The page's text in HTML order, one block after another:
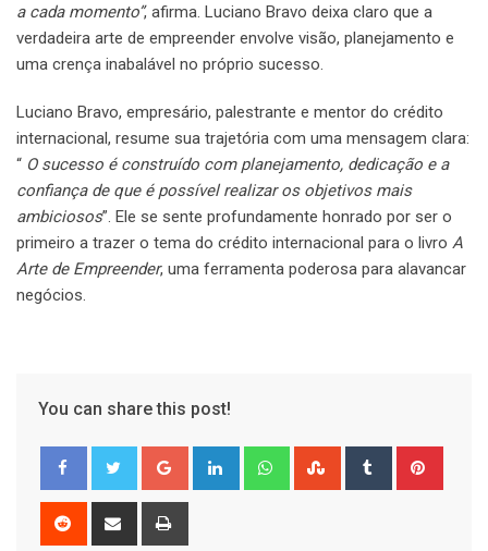
a cada momento”, afirma. Luciano Bravo deixa claro que a
verdadeira arte de empreender envolve visão, planejamento e
uma crença inabalável no próprio sucesso.
Luciano Bravo, empresário, palestrante e mentor do crédito
internacional, resume sua trajetória com uma mensagem clara:
“ O sucesso é construído com planejamento, dedicação e a
confiança de que é possível realizar os objetivos mais
ambiciosos”. Ele se sente profundamente honrado por ser o
primeiro a trazer o tema do crédito internacional para o livro A
Arte de Empreender, uma ferramenta poderosa para alavancar
negócios.
You can share this post!
Google+ LinkedIn WhatsappStumbleUpon
Tumblr
Reddit
Share